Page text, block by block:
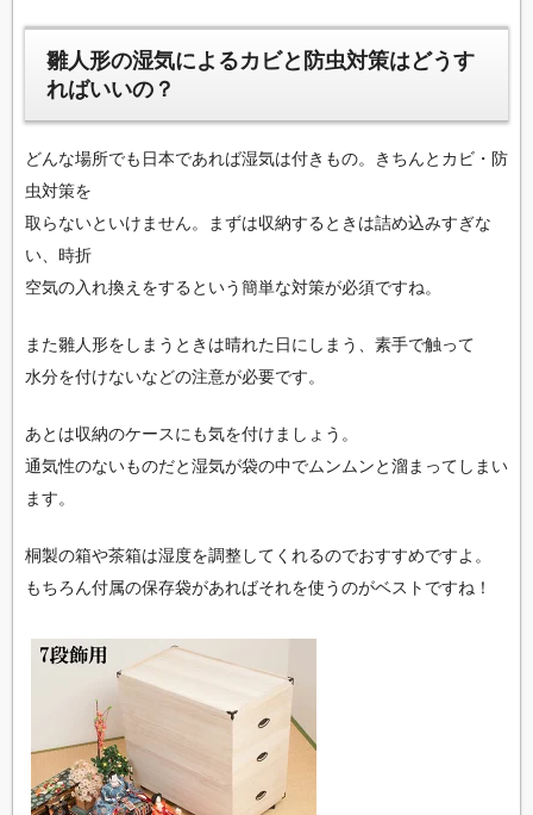
雛人形の湿気によるカビと防虫対策はどうす
ればいいの？
どんな場所でも日本であれば湿気は付きもの。きちんとカビ・防
虫対策を
取らないといけません。まずは収納するときは詰め込みすぎな
い、時折
空気の入れ換えをするという簡単な対策が必須ですね。
また雛人形をしまうときは晴れた日にしまう、素手で触って
水分を付けないなどの注意が必要です。
あとは収納のケースにも気を付けましょう。
通気性のないものだと湿気が袋の中でムンムンと溜まってしまい
ます。
桐製の箱や茶箱は湿度を調整してくれるのでおすすめですよ。
もちろん付属の保存袋があればそれを使うのがベストですね！